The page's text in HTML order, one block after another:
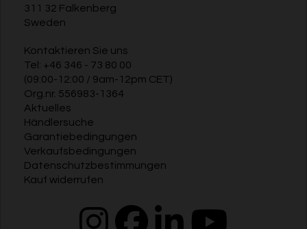
311 32 Falkenberg
Sweden
Kontaktieren Sie uns
Tel: +46 346 - 73 80 00
(09:00-12:00 / 9am-12pm CET)
Org.nr. 556983-1364
Aktuelles
Händlersuche
Garantiebedingungen
Verkaufsbedingungen
Datenschutzbestimmungen
Kauf widerrufen